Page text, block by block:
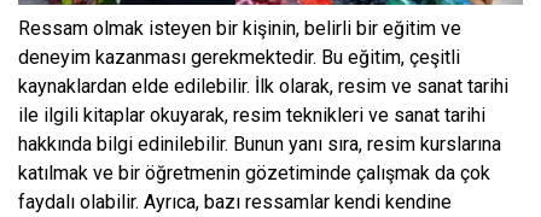
Ressam olmak isteyen bir kişinin, belirli bir eğitim ve
deneyim kazanması gerekmektedir. Bu eğitim, çeşitli
kaynaklardan elde edilebilir. İlk olarak, resim ve sanat tarihi
ile ilgili kitaplar okuyarak, resim teknikleri ve sanat tarihi
hakkında bilgi edinilebilir. Bunun yanı sıra, resim kurslarına
katılmak ve bir öğretmenin gözetiminde çalışmak da çok
faydalı olabilir. Ayrıca, bazı ressamlar kendi kendine